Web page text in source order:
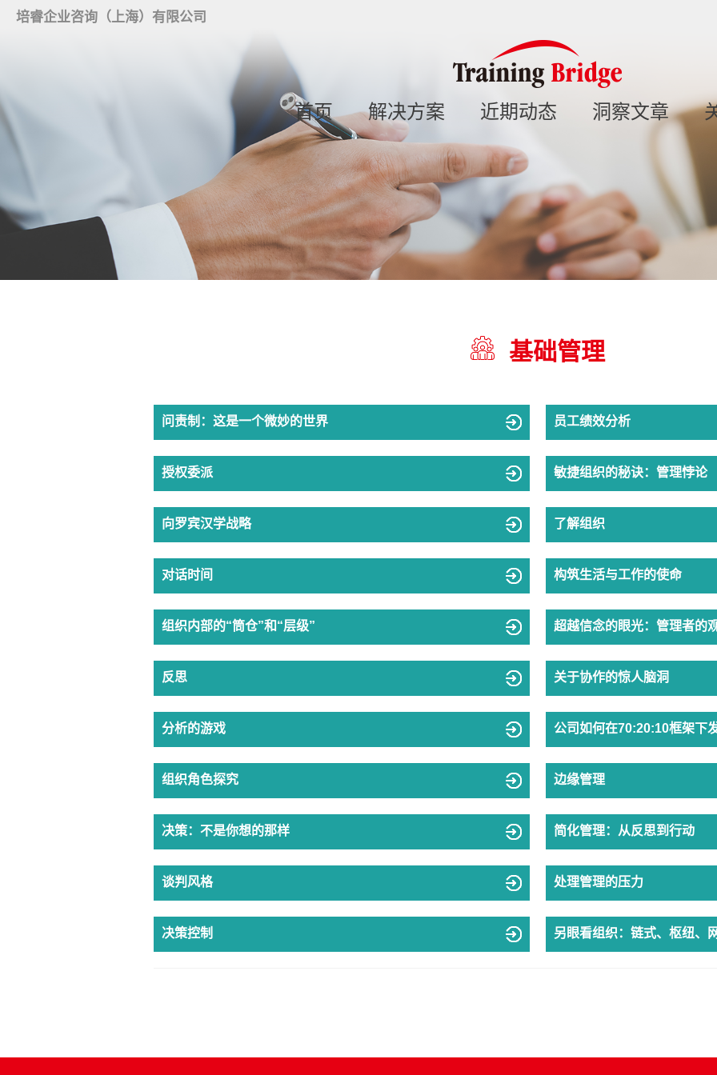
培睿企业咨询（上海）有限公司
首页 解决方案 近期动态 洞察文章
基础管理
问责制：这是一个微妙的世界 员工绩效分析
授权委派 敏捷组织的秘诀：管理悖论
向罗宾汉学战略 了解组织
对话时间 构筑生活与工作的使命
组织内部的“筒仓”和“层级” 超越信念的眼光：管理者的
反思 关于协作的惊人脑洞
分析的游戏 公司如何在70:20:10框架下
组织角色探究 边缘管理
决策：不是你想的那样 简化管理：从反思到行动
谈判风格 处理管理的压力
决策控制 另眼看组织：链式、枢纽、